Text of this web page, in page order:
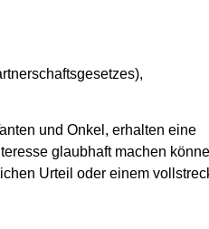
und Onkel, erhalten eine
glaubhaft machen
Urteil oder einem